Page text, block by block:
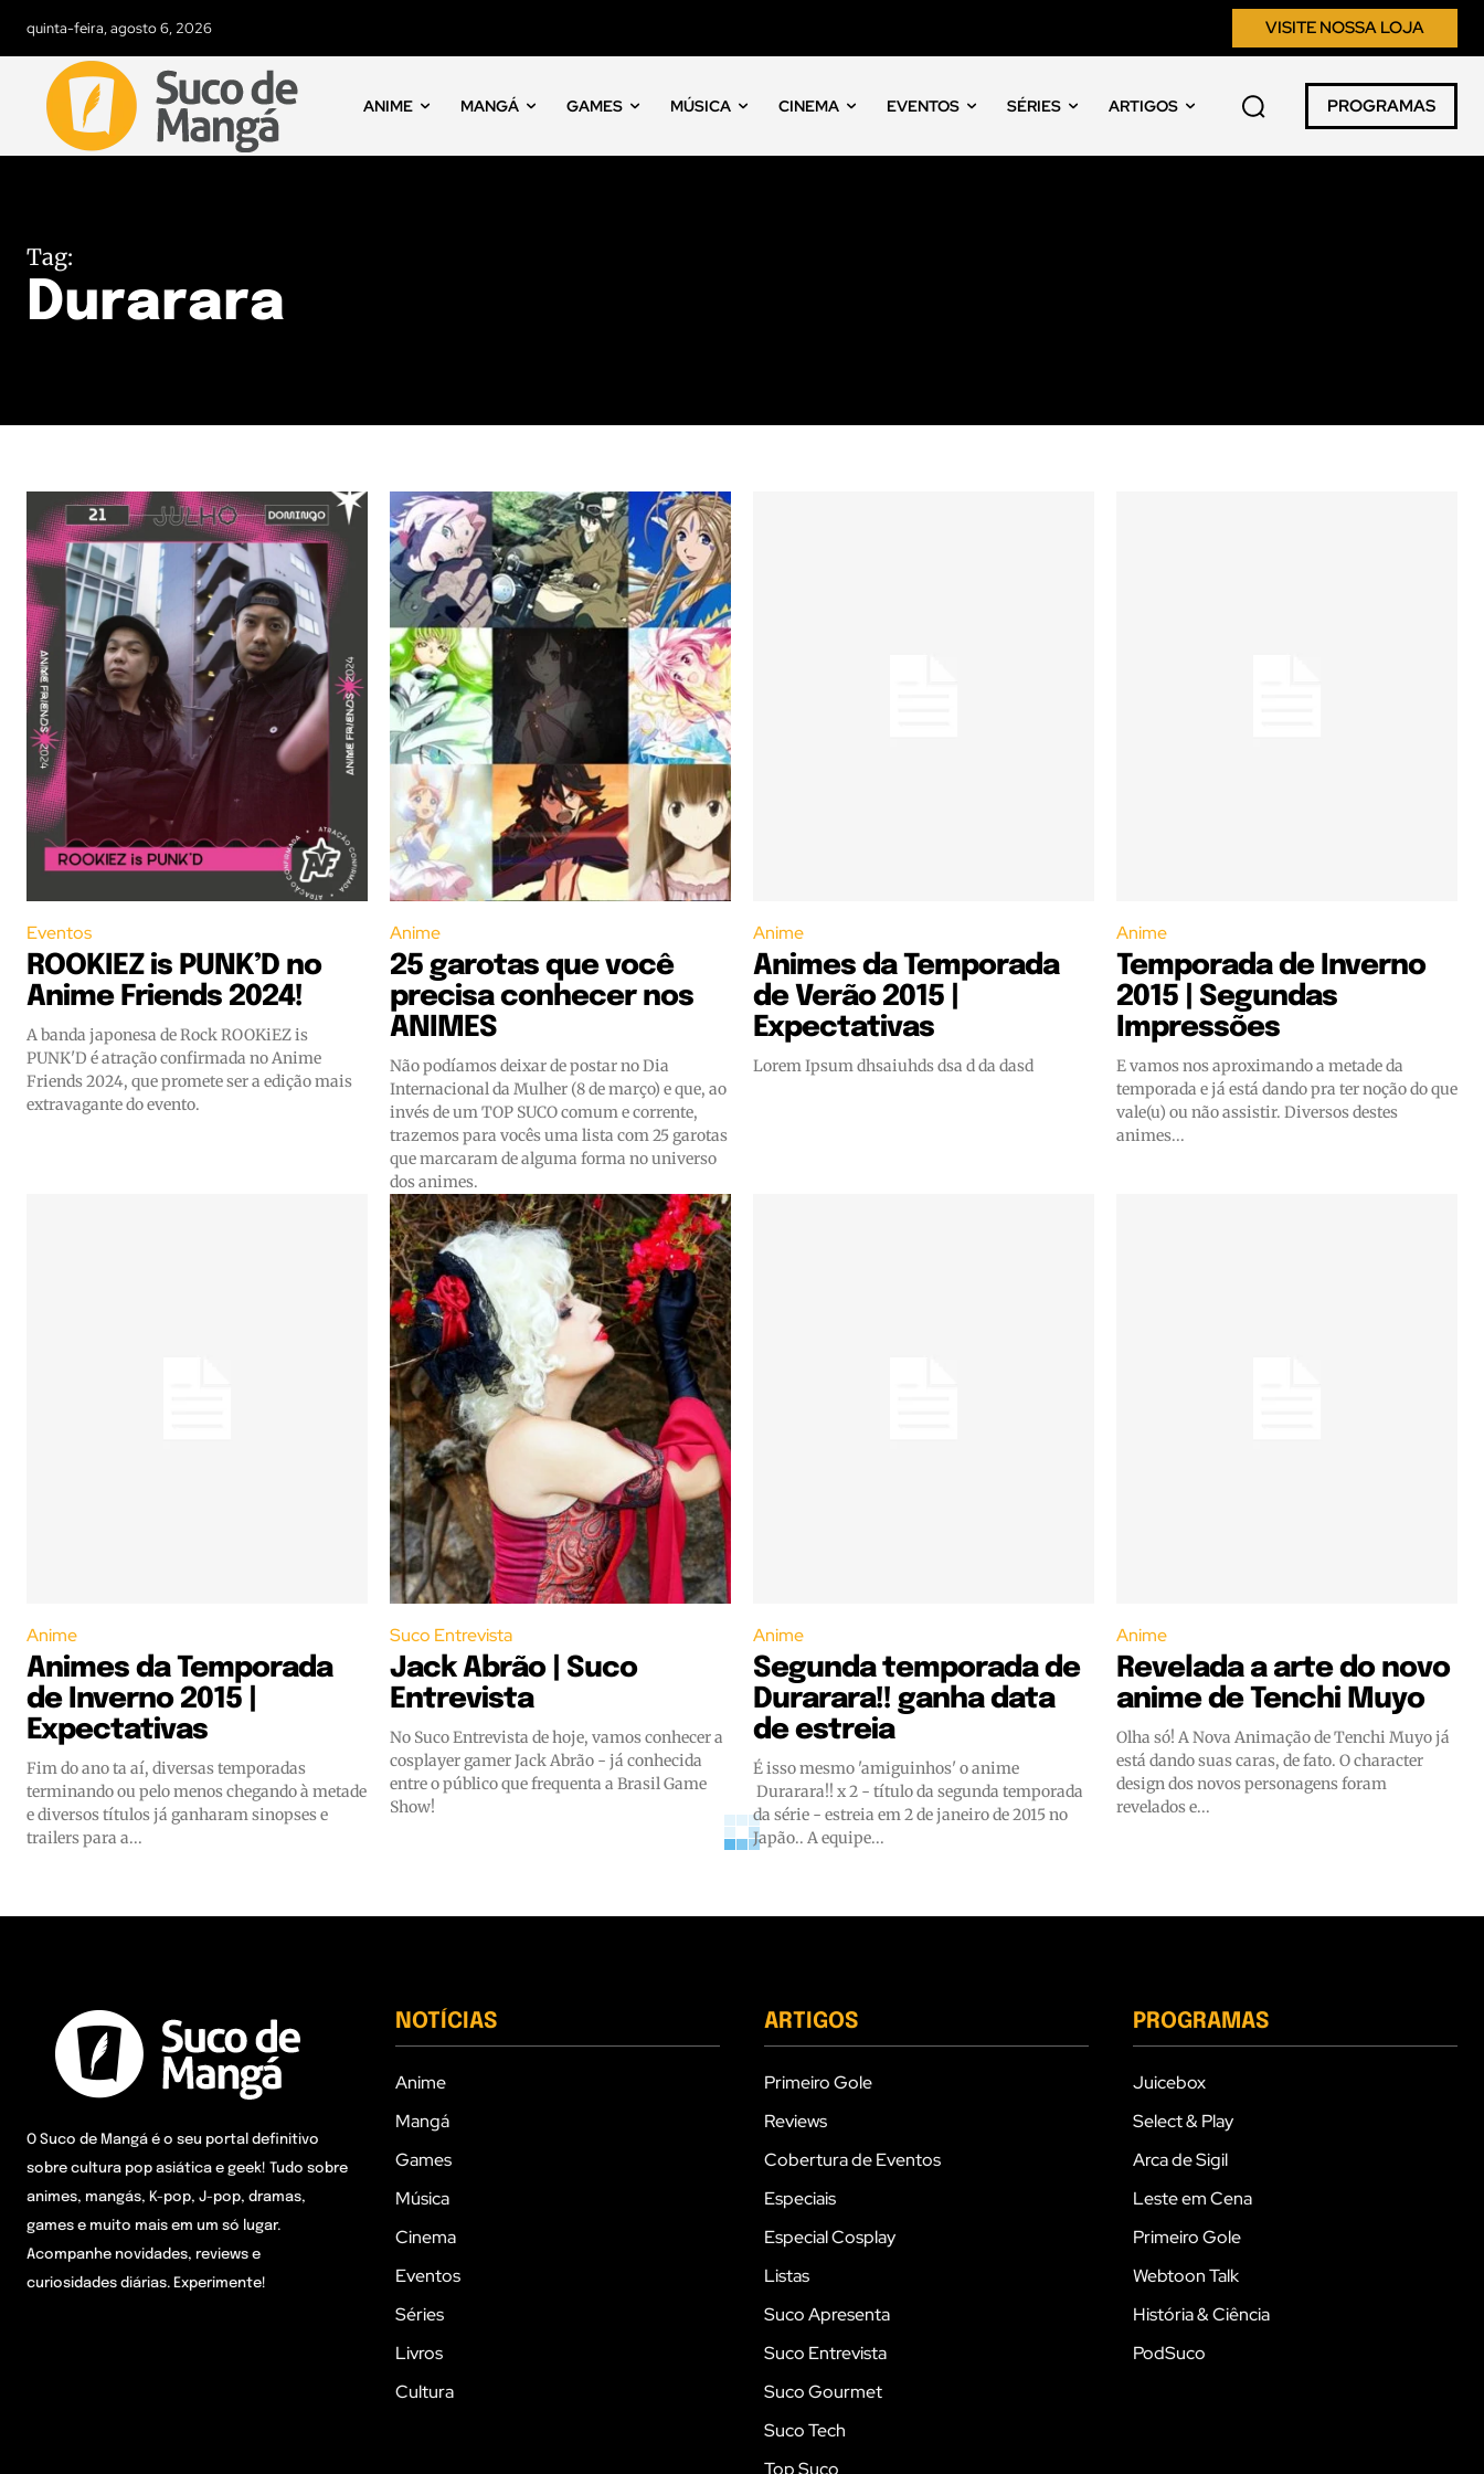
quinta-feira, agosto 6, 2026 VISITE NOSSA LOJA
ANIME MANGÁ GAMES MÚSICA CINEMA EVENTOS SÉRIES ARTIGOS PROGRAMAS
Tag:
Durarara
Eventos
ROOKIEZ is PUNK’D no
Anime Friends 2024!
A banda japonesa de Rock ROOKiEZ is
PUNK'D é atração confirmada no Anime
Friends 2024, que promete ser a edição mais
extravagante do evento.
Anime
25 garotas que você
precisa conhecer nos
ANIMES
Não podíamos deixar de postar no Dia
Internacional da Mulher (8 de março) e que, ao
invés de um TOP SUCO comum e corrente,
trazemos para vocês uma lista com 25 garotas
que marcaram de alguma forma no universo
dos animes.
Anime
Animes da Temporada
de Verão 2015 |
Expectativas
Lorem Ipsum dhsaiuhds dsa d da dasd
Anime
Temporada de Inverno
2015 | Segundas
Impressões
E vamos nos aproximando a metade da
temporada e já está dando pra ter noção do que
vale(u) ou não assistir. Diversos destes
animes...
Anime
Animes da Temporada
de Inverno 2015 |
Expectativas
Fim do ano ta aí, diversas temporadas
terminando ou pelo menos chegando à metade
e diversos títulos já ganharam sinopses e
trailers para a...
Suco Entrevista
Jack Abrão | Suco
Entrevista
No Suco Entrevista de hoje, vamos conhecer a
cosplayer gamer Jack Abrão - já conhecida
entre o público que frequenta a Brasil Game
Show!
Anime
Segunda temporada de
Durarara!! ganha data
de estreia
É isso mesmo 'amiguinhos' o anime
Durarara!! x 2 - título da segunda temporada
da série - estreia em 2 de janeiro de 2015 no
Japão.. A equipe...
Anime
Revelada a arte do novo
anime de Tenchi Muyo
Olha só! A Nova Animação de Tenchi Muyo já
está dando suas caras, de fato. O character
design dos novos personagens foram
revelados e...
O Suco de Mangá é o seu portal definitivo
sobre cultura pop asiática e geek! Tudo sobre
animes, mangás, K-pop, J-pop, dramas,
games e muito mais em um só lugar.
Acompanhe novidades, reviews e
curiosidades diárias. Experimente!
NOTÍCIAS
Anime
Mangá
Games
Música
Cinema
Eventos
Séries
Livros
Cultura
ARTIGOS
Primeiro Gole
Reviews
Cobertura de Eventos
Especiais
Especial Cosplay
Listas
Suco Apresenta
Suco Entrevista
Suco Gourmet
Suco Tech
Top Suco
PROGRAMAS
Juicebox
Select & Play
Arca de Sigil
Leste em Cena
Primeiro Gole
Webtoon Talk
História & Ciência
PodSuco